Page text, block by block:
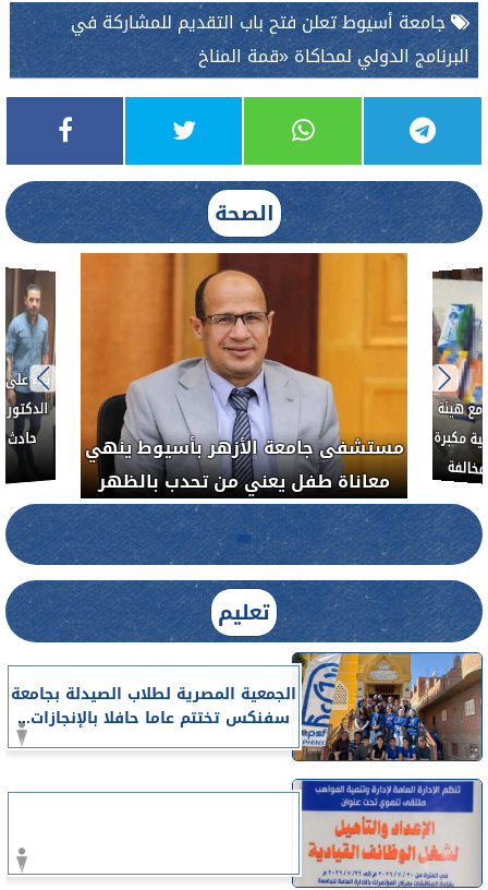
جامعة أسيوط تعلن فتح باب التقديم للمشاركة في
البرنامج الدولي لمحاكاة «قمة المناخ
الصحة
بناءً
حادث
مستشفى جامعة الأزهر بأسيوط ينهي
معاناة طفل يعني من تحدب بالظهر
هيئة
مكبرة
تعليم
الجمعية المصرية لطلاب الصيدلة بجامعة
سفنكس تختتم عاما حافلا بالإنجازات...